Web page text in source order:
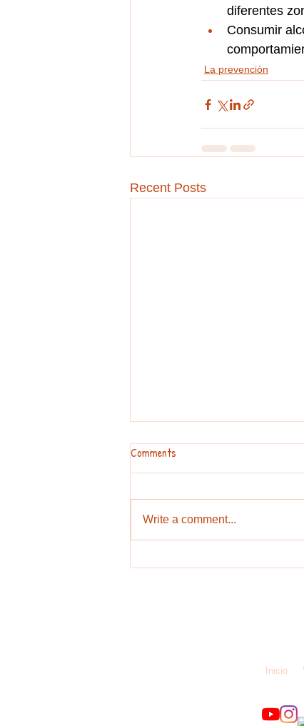
diferentes
Consumir
La prevención
Recent Posts
Cómo cuidarte en casa si tienes
Comments
Write a comment...
Inicio